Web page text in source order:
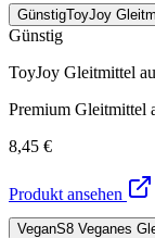
GünstigToyJoy
Günstig
ToyJoy Gleitmittel
Premium Gleitmittel
8,45 €
Produkt ansehen
VeganS8 Veganes